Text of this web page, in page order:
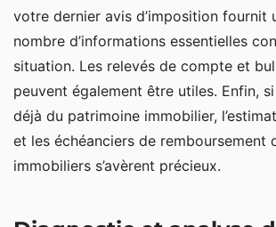
votre dernier avis d’imposition fournit
nombre d’informations essentielles
situation. Les relevés de compte et
peuvent également être utiles. Enfin,
déjà du patrimoine immobilier,
et les échéanciers de remboursement
immobiliers s’avèrent précieux.